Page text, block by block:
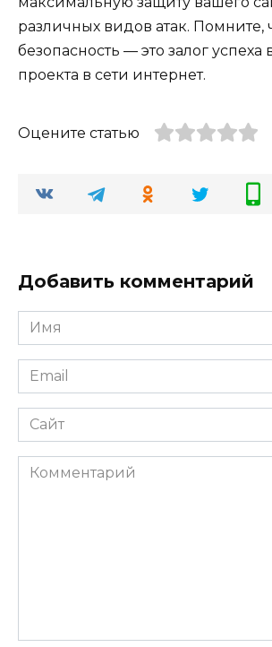
различных видов атак. Помните,
безопасность — это залог успеха
проекта в сети интернет.
Оцените статью
Добавить комментарий
Имя
*
Email
*
Сайт
Комментарий